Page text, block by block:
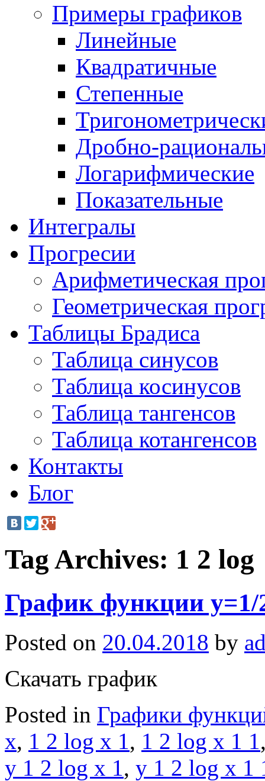
Примеры графиков
Линейные
Квадратичные
Степенные
Дробно-
Логарифмические
Показательные
Интегралы
Прогресии
Арифметическая
Геометрическая
Таблицы Брадиса
Таблица синусов
Таблица косинусов
Таблица тангенсов
Таблица котангенсов
Контакты
Блог
Tag Archives: 1 2 log
График функции y=1/
Posted on 20.04.2018 by
Скачать график
Posted in Графики
x, 1 2 log x 1, 1 2 log x 1 1
y 1 2 log x 1, y 1 2 log x 1